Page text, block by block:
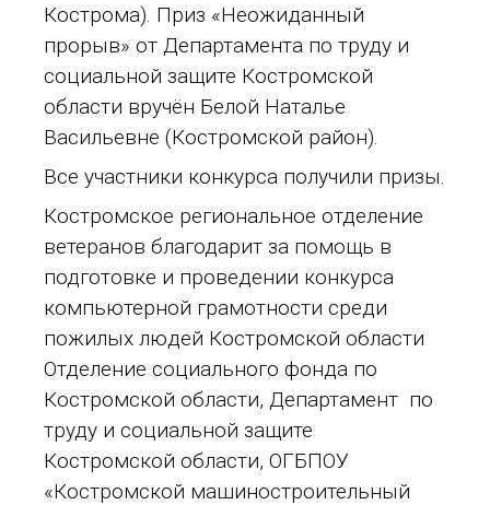
Кострома). Приз «Неожиданный
прорыв» от Департамента по труду и
социальной защите Костромской
области вручён Белой Наталье
Васильевне (Костромской район).
Все участники конкурса получили призы.
Костромское региональное отделение
ветеранов благодарит за помощь в
подготовке и проведении конкурса
компьютерной грамотности среди
пожилых людей Костромской области
Отделение социального фонда по
Костромской области, Департамент по
труду и социальной защите
Костромской области, ОГБПОУ
«Костромской машиностроительный